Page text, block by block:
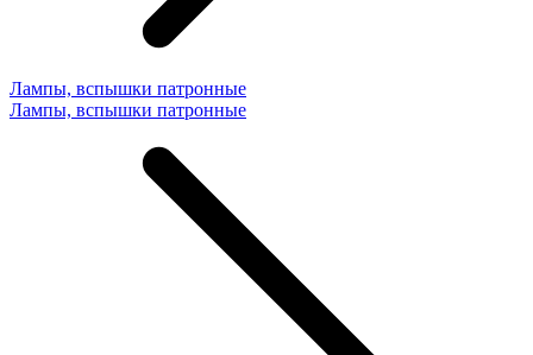
Лампы, вспышки патронные
Лампы, вспышки патронные